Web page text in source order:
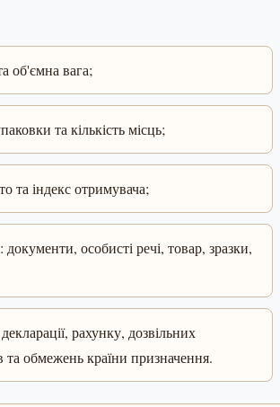
об'ємна вага;
та кількість місць;
та індекс отримувача;
документи, особисті речі, товар, зразки,
рахунку, дозвільних
та обмежень країни призначення.